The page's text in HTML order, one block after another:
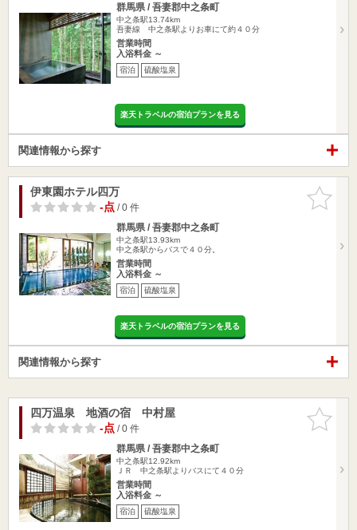
群馬県 / 吾妻郡中之条町
中之条駅13.74km
吾妻線 中之条駅よりお車にて約４０分
営業時間
入浴料金 ～
宿泊 硫酸塩泉
楽天トラベルの宿泊プランを見る
関連情報から探す
お気に入
りに追加
伊東園ホテル四万
-点/ 0 件
群馬県 / 吾妻郡中之条町
中之条駅13.93km
中之条駅からバスで４０分。
営業時間
入浴料金 ～
宿泊 硫酸塩泉
楽天トラベルの宿泊プランを見る
関連情報から探す
お気に入
りに追加
四万温泉 地酒の宿 中村屋
-点/ 0 件
群馬県 / 吾妻郡中之条町
中之条駅12.92km
ＪＲ 中之条駅よりバスにて４０分
営業時間
入浴料金 ～
宿泊 硫酸塩泉